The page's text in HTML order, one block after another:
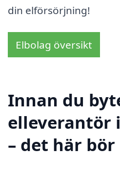
din elförsörjning!
Elbolag översikt
Innan du
elleverantör
– det här